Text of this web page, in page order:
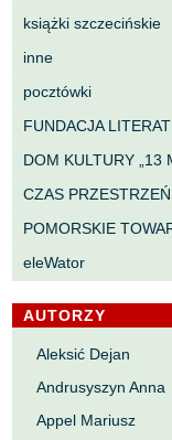
książki szczecińskie
inne
pocztówki
FUNDACJA
DOM KULTURY „13
CZAS
POMORSKIE
eleWator
AUTORZY
Aleksić Dejan
Andrusyszyn Anna
Appel Mariusz